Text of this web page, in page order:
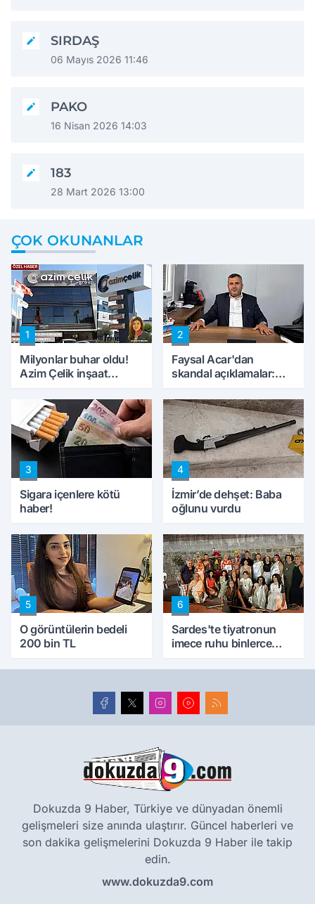
SIRDAŞ
06 Mayıs 2026 11:46
PAKO
16 Nisan 2026 14:03
183
28 Mart 2026 13:00
ÇOK OKUNANLAR
1
Milyonlar buhar oldu!
Azim Çelik inşaat
konuştu
2
Faysal Acar'dan
skandal açıklamalar:
peynircilerimizi de
kıskaca aldı, müdahale
ettik'
3
Sigara içenlere kötü
haber!
4
İzmir’de dehşet: Baba
oğlunu vurdu
5
O görüntülerin bedeli
200 bin TL
6
Sardes'te tiyatronun
imece ruhu binlerce
Dokuzda 9 Haber, Türkiye ve dünyadan önemli
gelişmeleri size anında ulaştırır. Güncel haberleri ve
son dakika gelişmelerini Dokuzda 9 Haber ile takip
edin.
www.dokuzda9.com